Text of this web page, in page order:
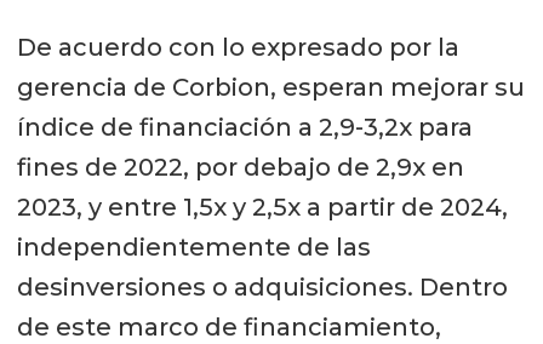
De acuerdo con lo expresado por la
gerencia de Corbion, esperan mejorar su
índice de financiación a 2,9-3,2x para
fines de 2022, por debajo de 2,9x en
2023, y entre 1,5x y 2,5x a partir de 2024,
independientemente de las
desinversiones o adquisiciones. Dentro
de este marco de financiamiento,